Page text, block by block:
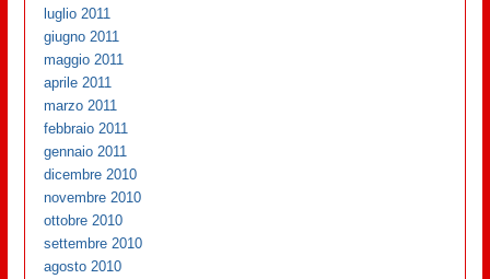
luglio 2011
giugno 2011
maggio 2011
aprile 2011
marzo 2011
febbraio 2011
gennaio 2011
dicembre 2010
novembre 2010
ottobre 2010
settembre 2010
agosto 2010